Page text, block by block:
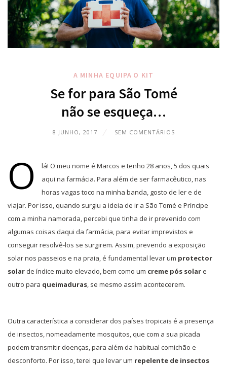
A MINHA EQUIPA O KIT
Se for para São Tomé
não se esqueça…
8 JUNHO, 2017 SEM COMENTÁRIOS
O
lá! O meu nome é Marcos e tenho 28 anos, 5 dos quais
aqui na farmácia. Para além de ser farmacêutico, nas
horas vagas toco na minha banda, gosto de ler e de
viajar. Por isso, quando surgiu a ideia de ir a São Tomé e Príncipe
com a minha namorada, percebi que tinha de ir prevenido com
algumas coisas daqui da farmácia, para evitar imprevistos e
conseguir resolvê-los se surgirem. Assim, prevendo a exposição
solar nos passeios e na praia, é fundamental levar um protector
solar de índice muito elevado, bem como um creme pós solar e
outro para queimaduras, se mesmo assim acontecerem.
Outra característica a considerar dos países tropicais é a presença
de insectos, nomeadamente mosquitos, que com a sua picada
podem transmitir doenças, para além da habitual comichão e
desconforto. Por isso, terei que levar um repelente de insectos